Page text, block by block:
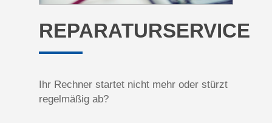
REPARATURSERVICE
Ihr Rechner startet nicht mehr oder stürzt
regelmäßig ab?